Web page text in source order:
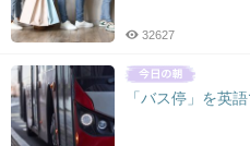
32627
「バス停」を英